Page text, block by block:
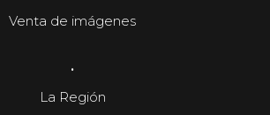
Venta de imágenes
.
La Región